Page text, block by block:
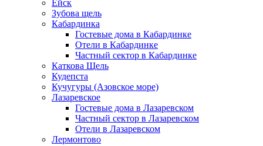
Ейск
Зубова щель
Кабардинка
Гостевые дома в Кабардинке
Отели в Кабардинке
Частный сектор в Кабардинке
Каткова Щель
Кудепста
Кучугуры (Азовское море)
Лазаревское
Гостевые дома в Лазаревском
Частный сектор в Лазаревском
Отели в Лазаревском
Лермонтово